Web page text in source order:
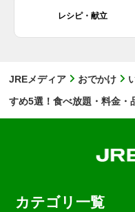
レシピ・献立
JREメディア おでかけ
すめ5選！食べ放題・料金・
カテゴリ一覧